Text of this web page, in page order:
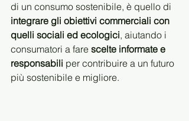
di un consumo sostenibile, è quello di
integrare gli obiettivi commerciali con
quelli sociali ed ecologici, aiutando i
consumatori a fare scelte informate e
responsabili per contribuire a un futuro
più sostenibile e migliore.